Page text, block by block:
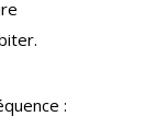
: